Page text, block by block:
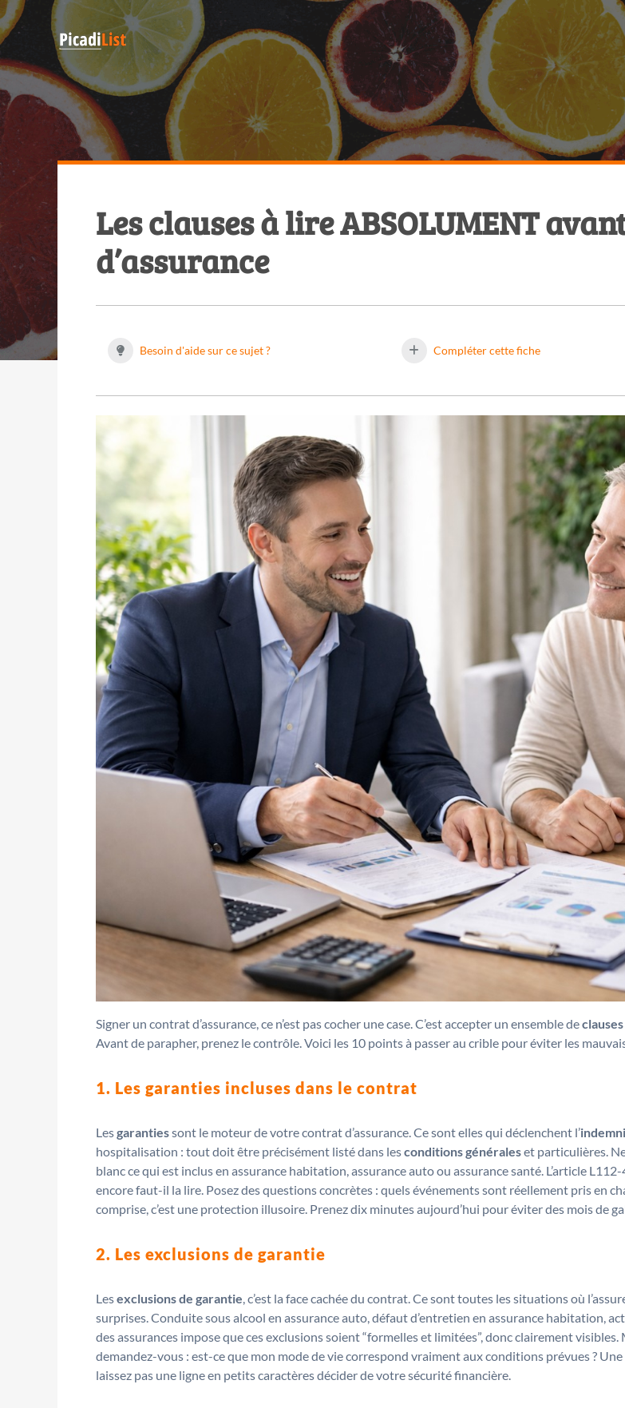
Les clauses à lire ABSOLUMENT
d’assurance
Besoin d'aide sur ce sujet ? Compléter cette fiche
Signer un contrat d’assurance, ce n’est pas cocher une case. C’est accepter un ensemble de
Avant de parapher, prenez le contrôle. Voici les 10 points à passer au crible pour éviter les
1. Les garanties incluses dans le contrat
Lesgarantiessont le moteur de votre contrat d’assurance. Ce sont elles qui déclenchent l’
hospitalisation : tout doit être précisément listé dans lesconditions généraleset particulières.
blanc ce qui est inclus en assurance habitation, assurance auto ou assurance santé. L’article L112-
encore faut-il la lire. Posez des questions concrètes : quels événements sont réellement pris en
comprise, c’est une protection illusoire. Prenez dix minutes aujourd’hui pour éviter des mois de
2. Les exclusions de garantie
Lesexclusions de garantie , c’est la face cachée du contrat. Ce sont toutes les situations où
surprises. Conduite sous alcool en assurance auto, défaut d’entretien en assurance habitation,
des assurances impose que ces exclusions soient “formelles et limitées”, donc clairement
demandez-vous : est-ce que mon mode de vie correspond vraiment aux conditions prévues ?
laissez pas une ligne en petits caractères décider de votre sécurité financière.